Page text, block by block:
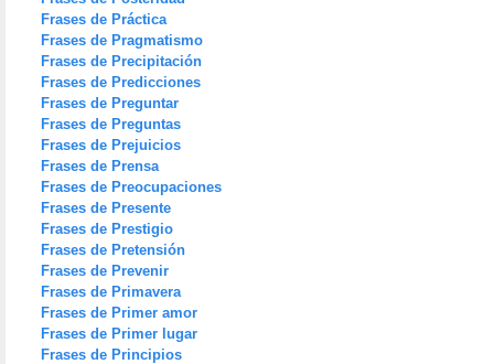
Frases de Práctica
Frases de Pragmatismo
Frases de Precipitación
Frases de Predicciones
Frases de Preguntar
Frases de Preguntas
Frases de Prejuicios
Frases de Prensa
Frases de Preocupaciones
Frases de Presente
Frases de Prestigio
Frases de Pretensión
Frases de Prevenir
Frases de Primavera
Frases de Primer amor
Frases de Primer lugar
Frases de Principios